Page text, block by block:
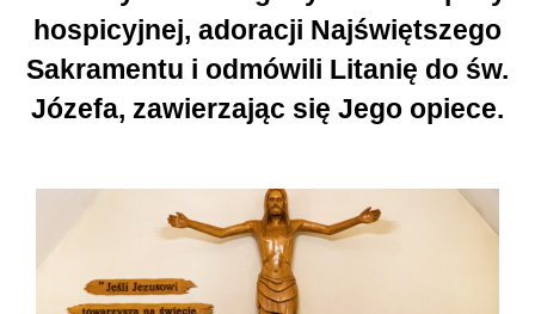
hospicyjnej, adoracji Najświętszego
Sakramentu i odmówili Litanię do św.
Józefa, zawierzając się Jego opiece.